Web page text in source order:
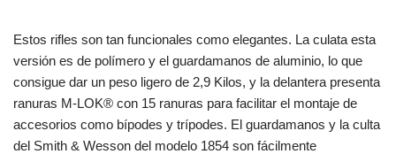
Estos rifles son tan funcionales como elegantes. La culata esta
versión es de polímero y el guardamanos de aluminio, lo que
consigue dar un peso ligero de 2,9 Kilos, y la delantera presenta
ranuras M-LOK® con 15 ranuras para facilitar el montaje de
accesorios como bípodes y trípodes. El guardamanos y la culta
del Smith & Wesson del modelo 1854 son fácilmente